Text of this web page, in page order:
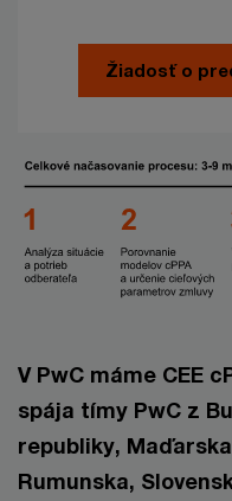
Žiadosť o
V PwC máme CEE
spája tímy PwC z
republiky,
Rumunska,